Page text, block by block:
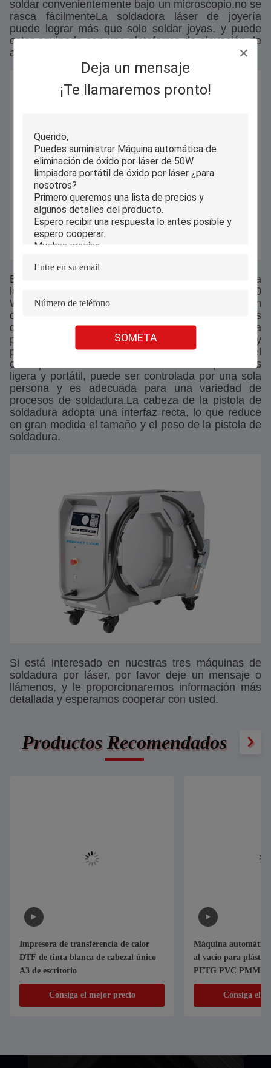
Deja un mensaje
¡Te llamaremos pronto!
SOMETA
soldar convenientemente bajo un microscopio.no se
rasca fácilmenteLa soldadora láser de joyería
puede lograr más que solo soldar joyas, y puede
estar equipada con una plataforma de elevación de
accesorios según sea necesario.
El tercer modelo es una máquina de soldadura
láser portátil refrigerada por aire PE-W800 W1200
W1500, que se utiliza en gabinetes de distribución
de energía, industrias de cocina y baño, industrias
de electrodomésticos,las industrias de la
publicidadEste soldador láser portátil es flexible y
portátil, y fácil de operar.la anchura máxima del
columpio es de 5 mmLa soldadora láser portátil es
ligera y portátil, puede ser controlada por una sola
persona y es adecuada para una variedad de
procesos de soldadura.La cabeza de la pistola de
soldadura adopta una interfaz recta, lo que reduce
en gran medida el tamaño y el peso de la pistola de
soldadura.
Si está interesado en nuestras tres máquinas de
soldadura por láser, por favor deje un mensaje o
llámenos, y le proporcionaremos información más
detallada y esperamos cooperar con usted.
Productos Recomendados
Impresora de transferencia de calor
DTF de tinta blanca de cabezal único
A3 de escritorio
Consiga el mejor precio
Máquina
al vacío para
PETG PVC PMMA
EVA Foam
Consiga el